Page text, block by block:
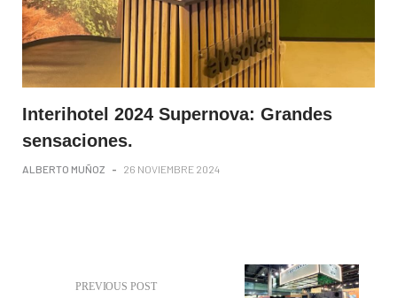
Interihotel 2024 Supernova: Grandes
sensaciones.
ALBERTO MUÑOZ - 26 NOVIEMBRE 2024
PREVIOUS POST